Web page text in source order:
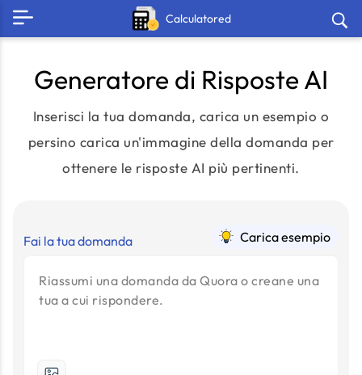
Calculatored
Generatore di Risposte AI
Inserisci la tua domanda, carica un esempio o
persino carica un'immagine della domanda per
ottenere le risposte AI più pertinenti.
Fai la tua domanda Carica esempio